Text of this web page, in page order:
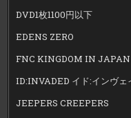
DVD1枚1100円以下
EDENS ZERO
FNC KINGDOM IN JAPAN
ID:INVADED イド:インヴェ
JEEPERS CREEPERS